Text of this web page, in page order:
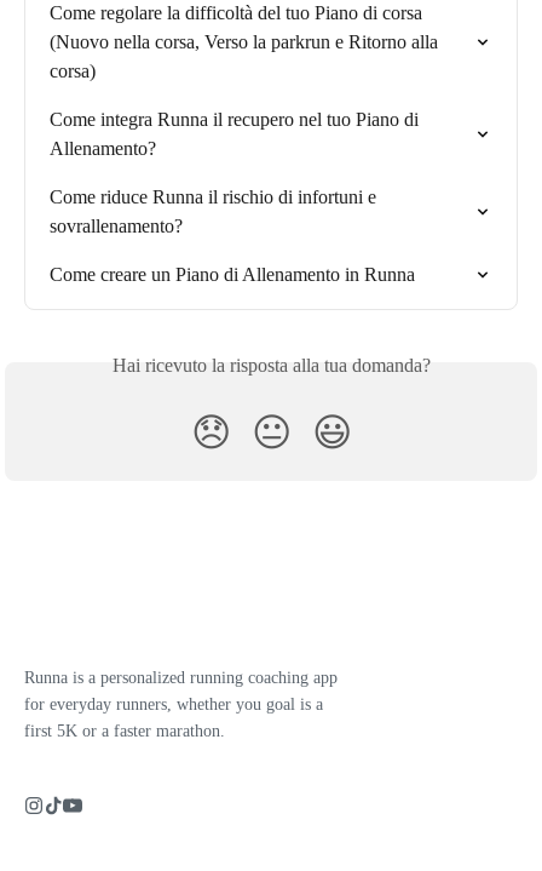
Come regolare la difficoltà del tuo Piano di corsa
(Nuovo nella corsa, Verso la parkrun e Ritorno alla
corsa)
Come integra Runna il recupero nel tuo Piano di
Allenamento?
Come riduce Runna il rischio di infortuni e
sovrallenamento?
Come creare un Piano di Allenamento in Runna
Hai ricevuto la risposta alla tua domanda?
😞 😐 😃
Runna is a personalized running coaching app
for everyday runners, whether you goal is a
first 5K or a faster marathon.